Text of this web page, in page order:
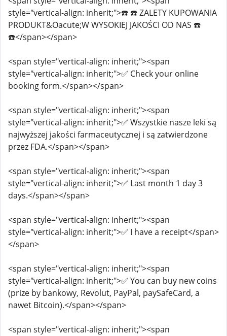
style="vertical-align: inherit;">☎️ ☎️ ZALETY KUPOWANIA
PRODUKT&Oacute;W WYSOKIEJ JAKOŚCI OD NAS ☎️
☎️</span></span>
<span style="vertical-align: inherit;"><span
style="vertical-align: inherit;">✅ Check your online
booking form.</span></span>
<span style="vertical-align: inherit;"><span
style="vertical-align: inherit;">✅ Wszystkie nasze leki są
najwyższej jakości farmaceutycznej i są zatwierdzone
przez FDA.</span></span>
<span style="vertical-align: inherit;"><span
style="vertical-align: inherit;">✅ Last month 1 day 3
days.</span></span>
<span style="vertical-align: inherit;"><span
style="vertical-align: inherit;">✅ I have a receipt</span>
</span>
<span style="vertical-align: inherit;"><span
style="vertical-align: inherit;">✅ You can buy new coins
(prize by bankowy, Revolut, PayPal, paySafeCard, a
nawet Bitcoin).</span></span>
<span style="vertical-align: inherit;"><span